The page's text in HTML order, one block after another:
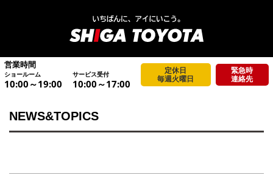
営業時間
ショールーム
10:00～19:00
サービス受付
10:00～17:00
定休日
毎週火曜日
緊急時
連絡先
NEWS&TOPICS